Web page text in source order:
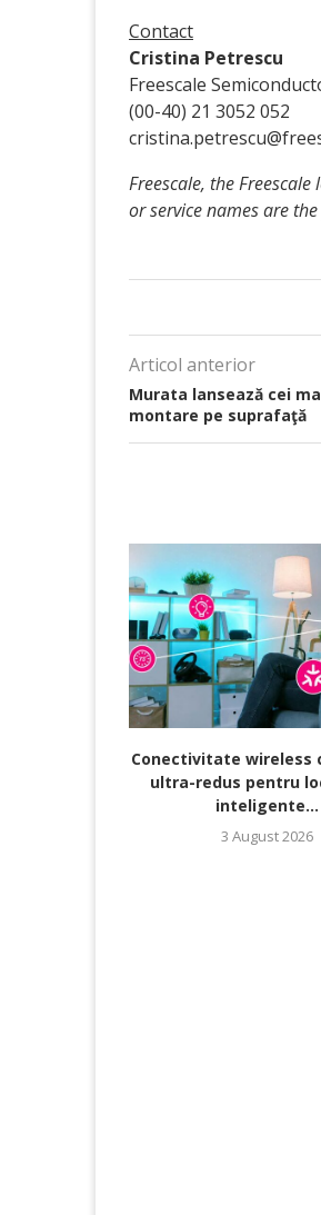
Contact
Cristina Petrescu
Freescale
(00-40) 21 3052 052
Freescale, the
or service names are
Articol anterior
Murata lansează cei
montare pe suprafaţă
Conectivitate wireless
ultra-redus pentru
inteligente...
3 August 2026